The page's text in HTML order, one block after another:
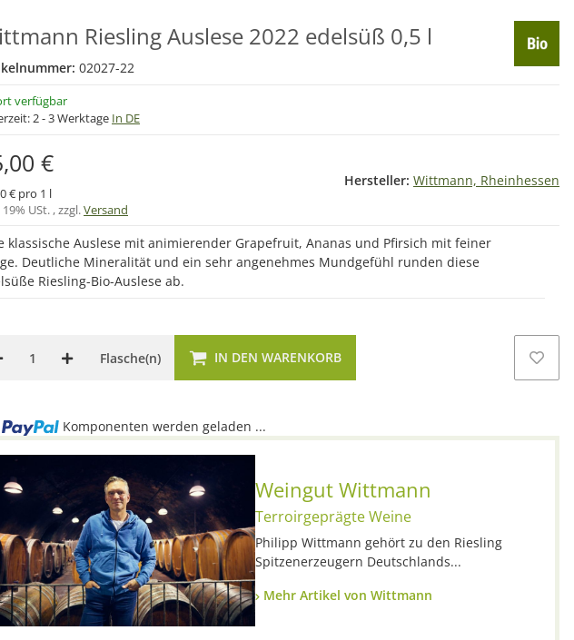
Riesling Auslese 2022 edelsüß 0,5 l
02027-22
verfügbar
2 - 3 Werktage In DE
€
€ pro 1 l
USt. , zzgl.Versand
Hersteller: Wittmann, Rheinhessen
klassische Auslese mit animierender Grapefruit, Ananas und Pfirsich mit feiner
Deutliche Mineralität und ein sehr angenehmes Mundgefühl runden diese
Riesling-Bio-Auslese ab.
Flasche(n) IN DEN WARENKORB
Komponenten werden geladen ...
Weingut Wittmann
Terroirgeprägte Weine
Philipp Wittmann gehört zu den Riesling
Spitzenerzeugern Deutschlands...
Mehr Artikel von Wittmann